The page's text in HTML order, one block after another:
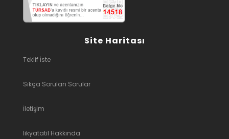
Site Haritası
Teklif İste
Sıkça Sorulan Sorular
İletişim
likyatatil Hakkında